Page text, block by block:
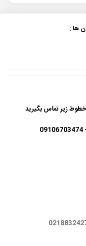
ها :
خطوط زیر تماس بگیرید